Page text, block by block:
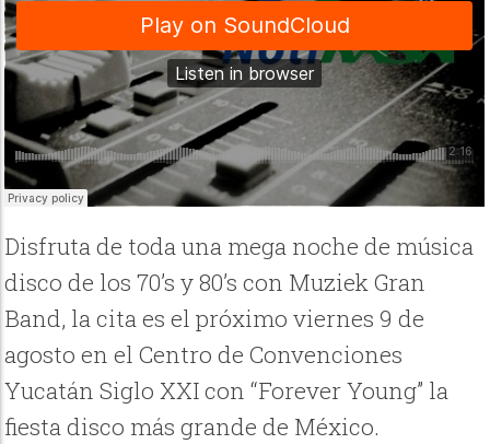
Disfruta de toda una mega noche de música
disco de los 70’s y 80’s con Muziek Gran
Band, la cita es el próximo viernes 9 de
agosto en el Centro de Convenciones
Yucatán Siglo XXI con “Forever Young” la
fiesta disco más grande de México.